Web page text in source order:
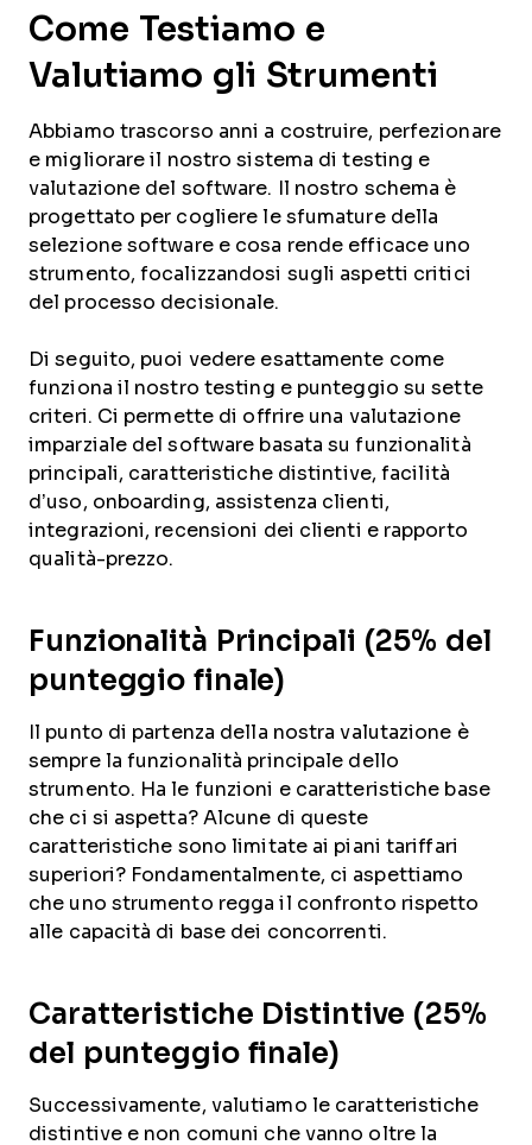
Come Testiamo e
Valutiamo gli Strumenti
Abbiamo trascorso anni a costruire, perfezionare
e migliorare il nostro sistema di testing e
valutazione del software. Il nostro schema è
progettato per cogliere le sfumature della
selezione software e cosa rende efficace uno
strumento, focalizzandosi sugli aspetti critici
del processo decisionale.
Di seguito, puoi vedere esattamente come
funziona il nostro testing e punteggio su sette
criteri. Ci permette di offrire una valutazione
imparziale del software basata su funzionalità
principali, caratteristiche distintive, facilità
d’uso, onboarding, assistenza clienti,
integrazioni, recensioni dei clienti e rapporto
qualità-prezzo.
Funzionalità Principali (25% del
punteggio finale)
Il punto di partenza della nostra valutazione è
sempre la funzionalità principale dello
strumento. Ha le funzioni e caratteristiche base
che ci si aspetta? Alcune di queste
caratteristiche sono limitate ai piani tariffari
superiori? Fondamentalmente, ci aspettiamo
che uno strumento regga il confronto rispetto
alle capacità di base dei concorrenti.
Caratteristiche Distintive (25%
del punteggio finale)
Successivamente, valutiamo le caratteristiche
distintive e non comuni che vanno oltre la